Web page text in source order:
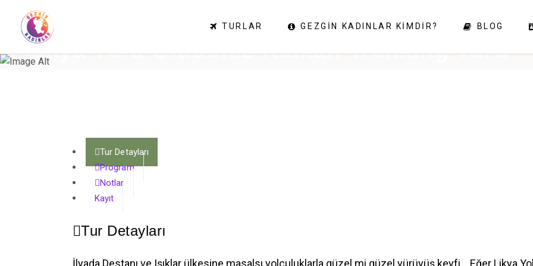
TURLAR GEZGIN KADINLAR KIMDIR? BLOG
Likya Yolu Ölüdeniz Kalkan Trekking Turu
Tur Detayları
Program
Notlar
Kayıt
Tur Detayları
İlyada Destanı ve Işıklar ülkesine masalsı yolculuklarla güzel mi güzel yürüyüş keyfi… Eğer Likya